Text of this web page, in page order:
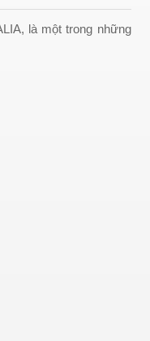
là một trong những